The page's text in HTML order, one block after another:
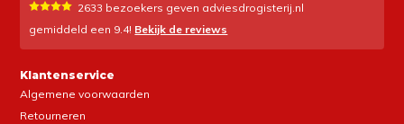
2633 bezoekers geven adviesdrogisterij.nl
gemiddeld een 9.4! Bekijk de reviews
Klantenservice
Algemene voorwaarden
Retourneren